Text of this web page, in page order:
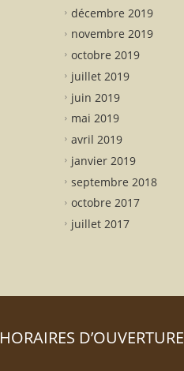
décembre 2019
novembre 2019
octobre 2019
juillet 2019
juin 2019
mai 2019
avril 2019
janvier 2019
septembre 2018
octobre 2017
juillet 2017
HORAIRES D’OUVERTURE